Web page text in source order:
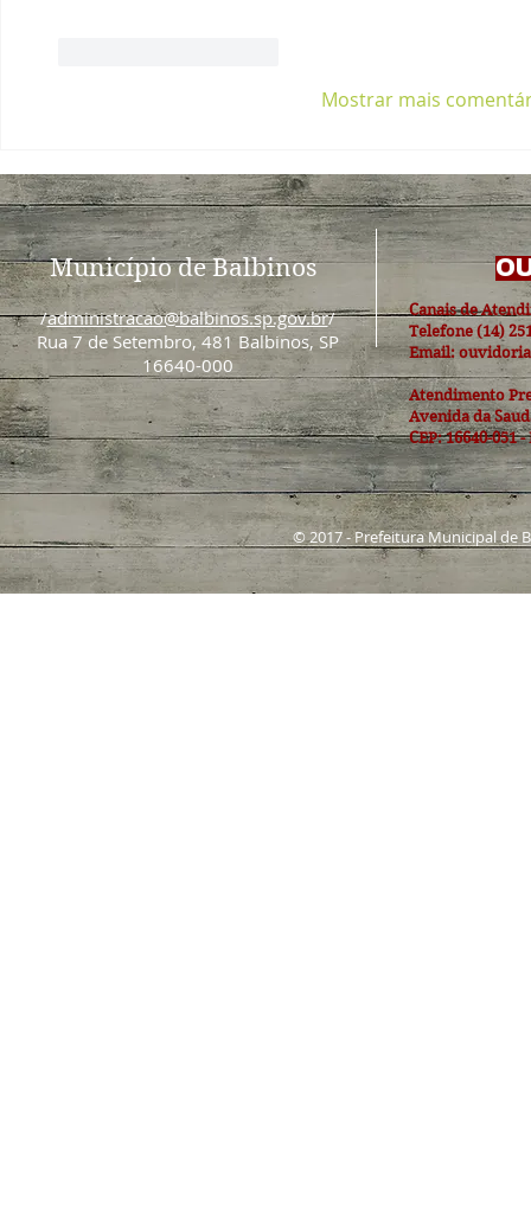
Mostrar mais
Município de Balbinos
/administracao@balbinos.sp.gov.br/
Rua 7 de Setembro, 481 Balbinos, SP
16640-000
Canais de
Telefone (14)
Email:
Atendimento
Avenida da
CEP: 16640-051
© 2017 - Prefeitura Municipal de